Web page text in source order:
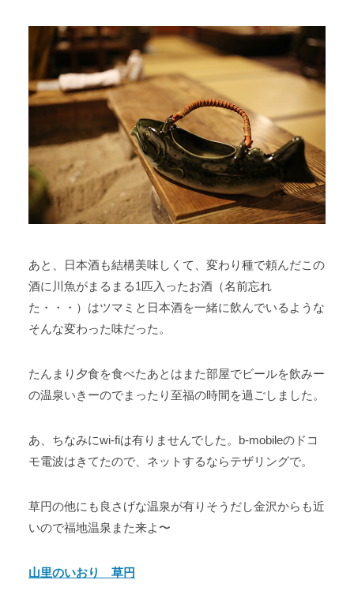
あと、日本酒も結構美味しくて、変わり種で頼んだこの
酒に川魚がまるまる1匹入ったお酒（名前忘れ
た・・・）はツマミと日本酒を一緒に飲んでいるような
そんな変わった味だった。
たんまり夕食を食べたあとはまた部屋でビールを飲みー
の温泉いきーのでまったり至福の時間を過ごしました。
あ、ちなみにwi-fiは有りませんでした。b-mobileのドコ
モ電波はきてたので、ネットするならテザリングで。
草円の他にも良さげな温泉が有りそうだし金沢からも近
いので福地温泉また来よ〜
山里のいおり 草円